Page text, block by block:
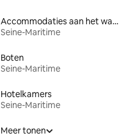
Accommodaties aan het water
Seine-Maritime
Boten
Seine-Maritime
Hotelkamers
Seine-Maritime
Meer tonen